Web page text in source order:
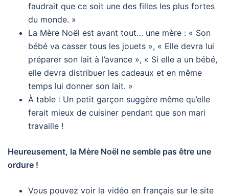
faudrait que ce soit une des filles les plus fortes
du monde. »
La Mère Noël est avant tout… une mère : « Son
bébé va casser tous les jouets », « Elle devra lui
préparer son lait à l’avance », « Si elle a un bébé,
elle devra distribuer les cadeaux et en même
temps lui donner son lait. »
À table : Un petit garçon suggère même qu’elle
ferait mieux de cuisiner pendant que son mari
travaille !
Heureusement, la Mère Noël ne semble pas être une
ordure !
Vous pouvez voir la vidéo en français sur le site